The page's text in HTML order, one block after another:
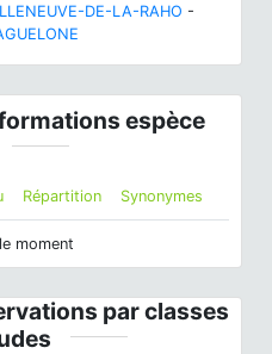
DE-LA-RAHO -
espèce
Répartition Synonymes
moment
par classes